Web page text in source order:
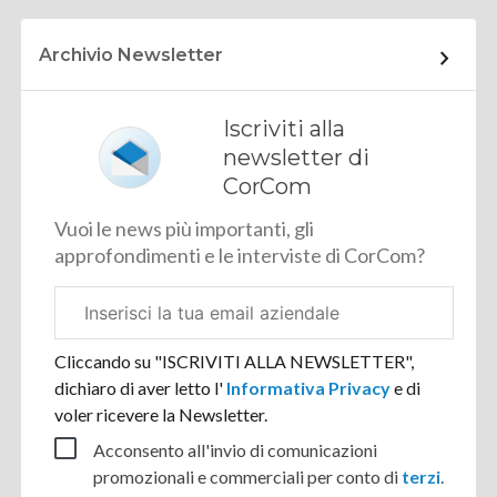
Archivio Newsletter
Iscriviti alla
newsletter di
CorCom
Vuoi le news più importanti, gli
approfondimenti e le interviste di CorCom?
aziendale
Cliccando su "ISCRIVITI ALLA NEWSLETTER",
dichiaro di aver letto l' Informativa Privacye di
voler ricevere la Newsletter.
Acconsento all'invio di comunicazioni
promozionali e commerciali per conto di terzi.